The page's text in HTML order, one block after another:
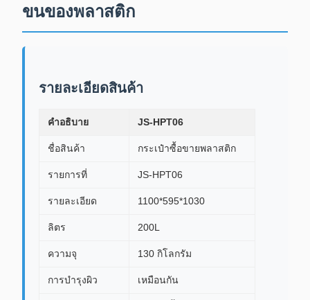
ขนของพลาสติก
รายละเอียดสินค้า
คําอธิบาย JS-HPT06
ชื่อสินค้า กระเป๋าซื้อขายพลาสติก
รายการที่ JS-HPT06
รายละเอียด 1100*595*1030
ลิตร 200L
ความจุ 130 กิโลกรัม
การบํารุงผิว เหมือนกัน